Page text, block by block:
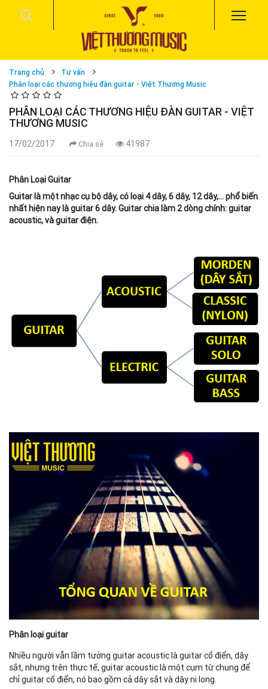
Trang chủ
Tư vấn
Phân loại các thương hiệu đàn guitar - Việt Thương Music
PHÂN LOẠI CÁC THƯƠNG HIỆU ĐÀN GUITAR - VIỆT
THƯƠNG MUSIC
17/02/2017 Chia sẻ 41987
Phân Loại Guitar
Guitar là một nhạc cụ bộ dây, có loại 4 dây, 6 dây, 12 dây,... phổ biến
nhất hiện nay là guitar 6 dây. Guitar chia làm 2 dòng chính: guitar
acoustic, và guitar điện.
Phân loại guitar
Nhiều người vẫn lầm tưởng guitar acoustic là guitar cổ điển, dây
sắt, nhưng trên thực tế, guitar acoustic là một cụm từ chung để
chỉ guitar cổ điển, nó bao gồm cả dây sắt và dây ni long.